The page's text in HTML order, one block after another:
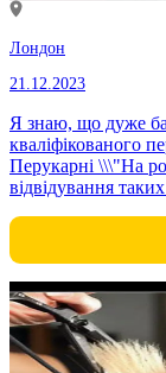
Лондон
21.12.2023
Я знаю, що дуже
кваліфікованого
Перукарні \\\"На
відвідування